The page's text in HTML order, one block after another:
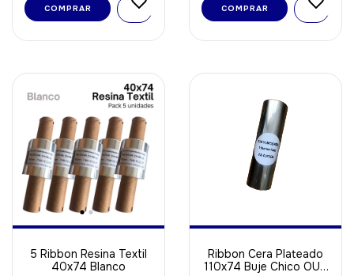
5 Ribbon Resina Textil
40x74 Blanco
Ribbon Cera Plateado
110x74 Buje Chico OUT